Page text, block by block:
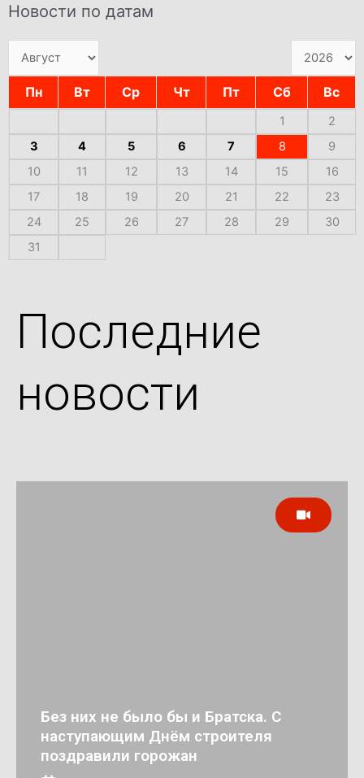
Новости по датам
Пн Вт Ср Чт Пт Сб Вс
1
2
3
4 5 6 7 8
9
10
11 12 13 14 15
16
17
18 19 20 21 22
23
24
25 26 27 28 29
30
31
Последние
новости
Без них не было бы и Братска. С
наступающим Днём строителя
поздравили горожан